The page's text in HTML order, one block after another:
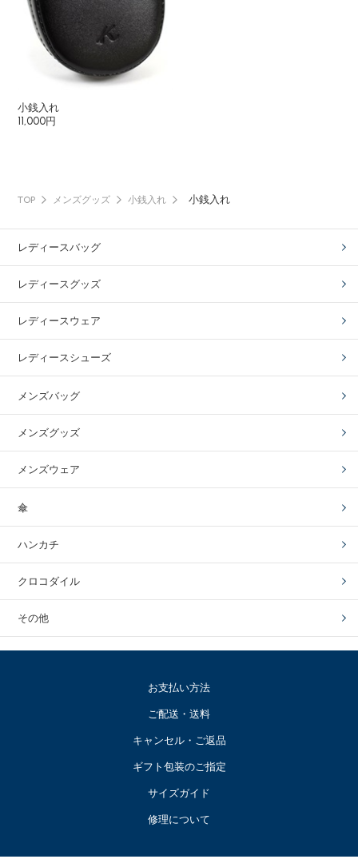
小銭入れ
11,000円
TOP メンズグッズ 小銭入れ 小銭入れ
レディースバッグ
レディースグッズ
レディースウェア
レディースシューズ
メンズバッグ
メンズグッズ
メンズウェア
傘
ハンカチ
クロコダイル
その他
お支払い方法
ご配送・送料
キャンセル・ご返品
ギフト包装のご指定
サイズガイド
修理について